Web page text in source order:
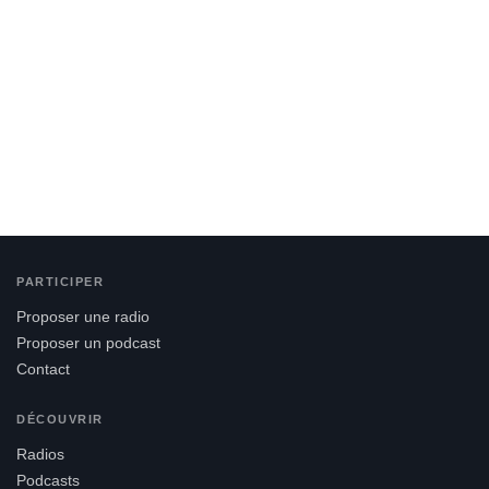
PARTICIPER
Proposer une radio
Proposer un podcast
Contact
DÉCOUVRIR
Radios
Podcasts